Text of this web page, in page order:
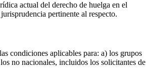
actual del derecho de huelga en el
pertinente al respecto.
condiciones aplicables para: a) los grupos
no nacionales, incluidos los solicitantes de